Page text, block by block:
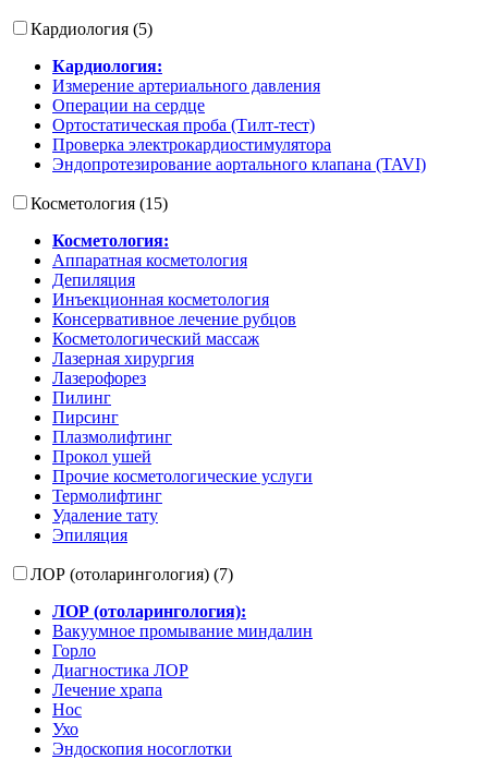
Кардиология (5)
Кардиология:
Измерение артериального давления
Операции на сердце
Ортостатическая проба (Тилт-тест)
Проверка электрокардиостимулятора
Эндопротезирование аортального клапана (TAVI)
Косметология (15)
Косметология:
Аппаратная косметология
Депиляция
Инъекционная косметология
Консервативное лечение рубцов
Косметологический массаж
Лазерная хирургия
Лазерофорез
Пилинг
Пирсинг
Плазмолифтинг
Прокол ушей
Прочие косметологические услуги
Термолифтинг
Удаление тату
Эпиляция
ЛОР (отоларингология) (7)
ЛОР (отоларингология):
Вакуумное промывание миндалин
Горло
Диагностика ЛОР
Лечение храпа
Нос
Ухо
Эндоскопия носоглотки